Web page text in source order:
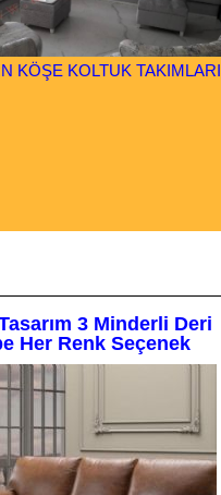
KÖŞE KOLTUK TAKIMLARI
3 Minderli Deri
Her Renk Seçenek